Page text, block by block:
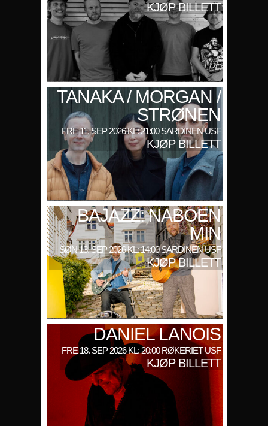
KJØP BILLETT
TANAKA / MORGAN /
STRØNEN
FRE 11. SEP 2026 KL: 21:00 SARDINEN USF
KJØP BILLETT
BAJAZZ: NABOEN
MIN
SØN 13. SEP 2026 KL: 14:00 SARDINEN USF
KJØP BILLETT
DANIEL LANOIS
FRE 18. SEP 2026 KL: 20:00 RØKERIET USF
KJØP BILLETT